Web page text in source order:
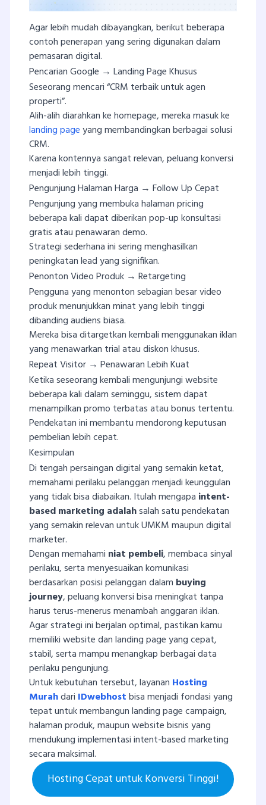
Agar lebih mudah dibayangkan, berikut beberapa
contoh penerapan yang sering digunakan dalam
pemasaran digital.
Pencarian Google → Landing Page Khusus
Seseorang mencari “CRM terbaik untuk agen
properti”.
Alih-alih diarahkan ke homepage, mereka masuk ke
landing pageyang membandingkan berbagai solusi
CRM.
Karena kontennya sangat relevan, peluang konversi
menjadi lebih tinggi.
Pengunjung Halaman Harga → Follow Up Cepat
Pengunjung yang membuka halaman pricing
beberapa kali dapat diberikan pop-up konsultasi
gratis atau penawaran demo.
Strategi sederhana ini sering menghasilkan
peningkatan lead yang signifikan.
Penonton Video Produk → Retargeting
Pengguna yang menonton sebagian besar video
produk menunjukkan minat yang lebih tinggi
dibanding audiens biasa.
Mereka bisa ditargetkan kembali menggunakan iklan
yang menawarkan trial atau diskon khusus.
Repeat Visitor → Penawaran Lebih Kuat
Ketika seseorang kembali mengunjungi website
beberapa kali dalam seminggu, sistem dapat
menampilkan promo terbatas atau bonus tertentu.
Pendekatan ini membantu mendorong keputusan
pembelian lebih cepat.
Kesimpulan
Di tengah persaingan digital yang semakin ketat,
memahami perilaku pelanggan menjadi keunggulan
yang tidak bisa diabaikan. Itulah mengapa intent-
based marketing adalahsalah satu pendekatan
yang semakin relevan untuk UMKM maupun digital
marketer.
Dengan memahami niat pembeli, membaca sinyal
perilaku, serta menyesuaikan komunikasi
berdasarkan posisi pelanggan dalam buying
journey, peluang konversi bisa meningkat tanpa
harus terus-menerus menambah anggaran iklan.
Agar strategi ini berjalan optimal, pastikan kamu
memiliki website dan landing page yang cepat,
stabil, serta mampu menangkap berbagai data
perilaku pengunjung.
Untuk kebutuhan tersebut, layanan Hosting
Murahdari IDwebhostbisa menjadi fondasi yang
tepat untuk membangun landing page campaign,
halaman produk, maupun website bisnis yang
mendukung implementasi intent-based marketing
secara maksimal.
Hosting Cepat untuk Konversi Tinggi!